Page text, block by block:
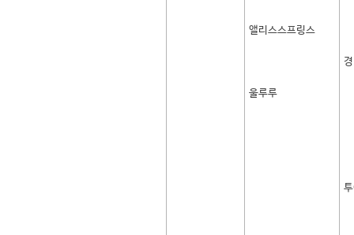
앨리스스프링스
울루루